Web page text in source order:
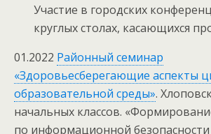
Участие в городских
круглых столах, касающихся
01.2022 Районный семинар
«Здоровьесберегающие аспекты
образовательной среды».
начальных классов.
по информационной